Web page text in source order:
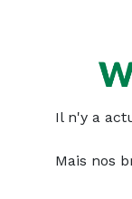
Il n'y a
Mais nos